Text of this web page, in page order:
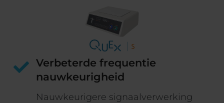
Verbeterde frequentie
nauwkeurigheid
Nauwkeurigere signaalverwerking